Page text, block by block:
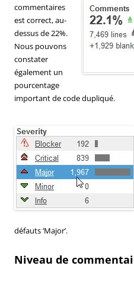
commentaires
est correct, au-
dessus de 22%.
Nous pouvons
constater
également un
pourcentage
important de code dupliqué.
défauts ‘Major’.
Niveau de